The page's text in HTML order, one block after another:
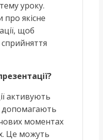
уроку.
якісне
щоб
сприйняття
активують
допомагають
моментах
Це можуть